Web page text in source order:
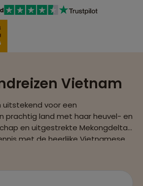
Vietnam
voor een
prachtig land met haar heuvel- en
en uitgestrekte Mekongdelta.
met de heerlijke Vietnamese